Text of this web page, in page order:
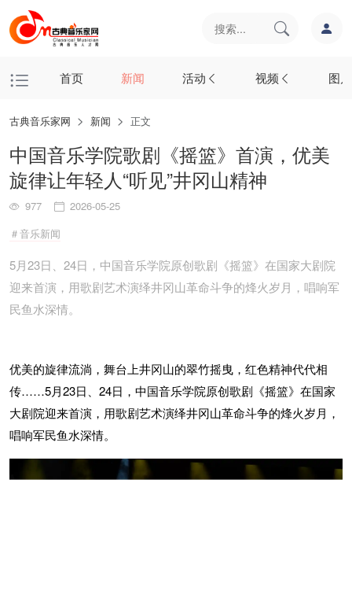
首页 新闻 活动 视频 图片
古典音乐家网 新闻 正文
中国音乐学院歌剧《摇篮》首演，优美
旋律让年轻人“听见”井冈山精神
977
2026-05-25
＃音乐新闻
5月23日、24日，中国音乐学院原创歌剧《摇篮》在国家大剧院
迎来首演，用歌剧艺术演绎井冈山革命斗争的烽火岁月，唱响军
民鱼水深情。
优美的旋律流淌，舞台上井冈山的翠竹摇曳，红色精神代代相
传……5月23日、24日，中国音乐学院原创歌剧《摇篮》在国家
大剧院迎来首演，用歌剧艺术演绎井冈山革命斗争的烽火岁月，
唱响军民鱼水深情。